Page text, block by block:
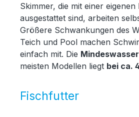
Skimmer, die mit einer eigenen
ausgestattet sind, arbeiten
Größere Schwankungen des
Teich und Pool machen
einfach mit. Die
meisten Modellen liegt bei ca.
Fischfutter